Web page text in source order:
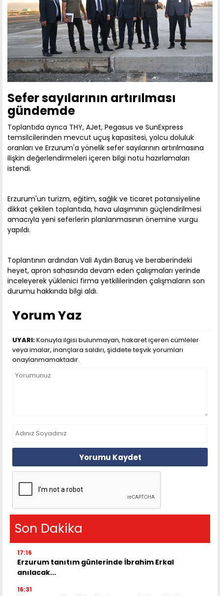
Sefer sayılarının artırılması
gündemde
Toplantıda ayrıca THY, AJet, Pegasus ve SunExpress
temsilcilerinden mevcut uçuş kapasitesi, yolcu doluluk
oranları ve Erzurum'a yönelik sefer sayılarının artırılmasına
ilişkin değerlendirmeleri içeren bilgi notu hazırlamaları
istendi.
Erzurum'un turizm, eğitim, sağlık ve ticaret potansiyeline
dikkat çekilen toplantıda, hava ulaşımının güçlendirilmesi
amacıyla yeni seferlerin planlanmasının önemine vurgu
yapıldı.
Toplantının ardından Vali Aydın Baruş ve beraberindeki
heyet, apron sahasında devam eden çalışmaları yerinde
inceleyerek yüklenici firma yetkililerinden çalışmaların son
durumu hakkında bilgi aldı.
Yorum Yaz
UYARI:Konuyla ilgisi bulunmayan, hakaret içeren cümleler
veya imalar, inançlara saldırı, şiddete teşvik yorumları
onaylanmamaktadır.
Yorumu Kaydet
Son Dakika
17:16
Erzurum tanıtım günlerinde İbrahim Erkal
anılacak...
16:31